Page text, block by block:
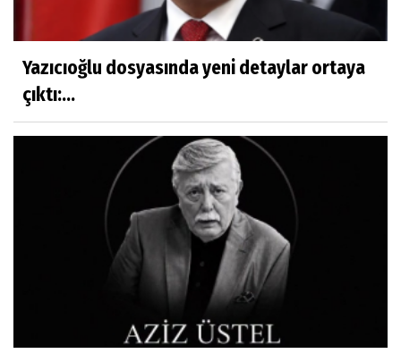
Yazıcıoğlu dosyasında yeni detaylar ortaya
çıktı:...